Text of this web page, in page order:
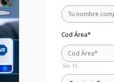
Cod Área*
Sin 15